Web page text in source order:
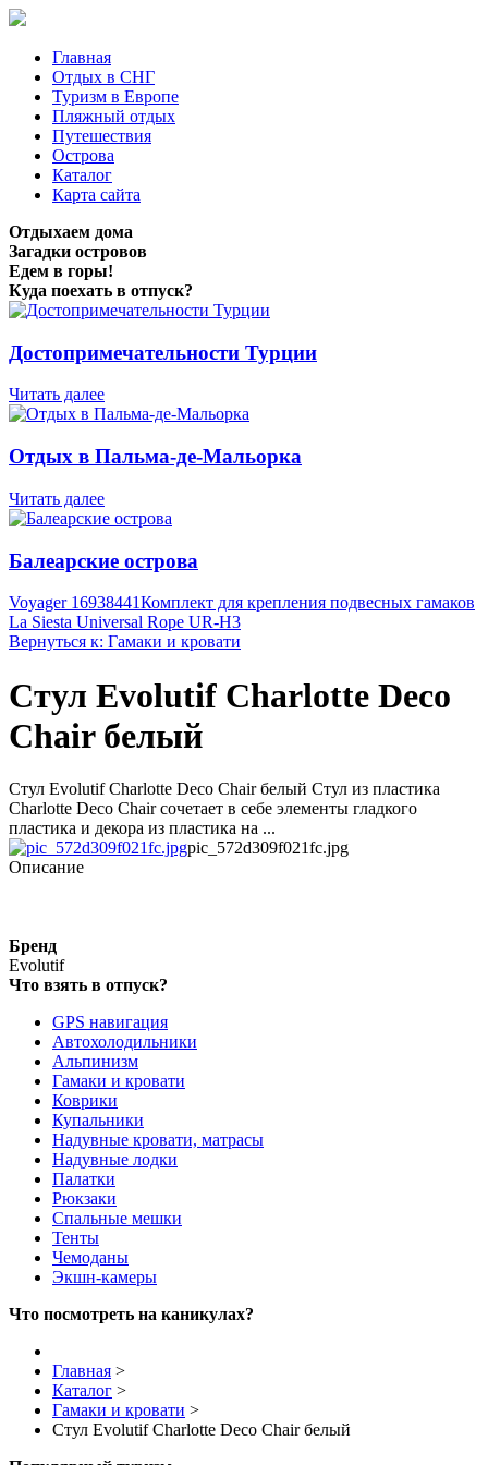
Главная
Отдых в СНГ
Туризм в Европе
Пляжный отдых
Путешествия
Острова
Каталог
Карта сайта
Отдыхаем дома
Загадки островов
Едем в горы!
Куда поехать в отпуск?
Достопримечательности Турции
Читать далее
Отдых в Пальма-де-Мальорка
Читать далее
Балеарские острова
Voyager 16938441Комплект для крепления подвесных гамаков
La Siesta Universal Rope UR-H3
Вернуться к: Гамаки и кровати
Стул Evolutif Charlotte Deco
Chair белый
Стул Evolutif Charlotte Deco Chair белый Стул из пластика
Charlotte Deco Chair сочетает в себе элементы гладкого
пластика и декора из пластика на ...
pic_572d309f021fc.jpg
Описание
Бренд
Evolutif
Что взять в отпуск?
GPS навигация
Автохолодильники
Альпинизм
Гамаки и кровати
Коврики
Купальники
Надувные кровати, матрасы
Надувные лодки
Палатки
Рюкзаки
Спальные мешки
Тенты
Чемоданы
Экшн-камеры
Что посмотреть на каникулах?
Главная >
Каталог >
Гамаки и кровати >
Стул Evolutif Charlotte Deco Chair белый